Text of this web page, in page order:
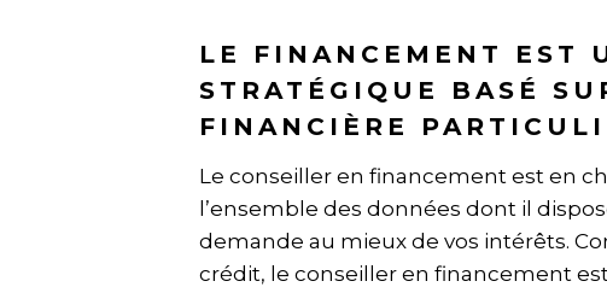
LE FINANCEMENT EST
STRATÉGIQUE BASÉ
FINANCIÈRE
Le conseiller en financement est en
l’ensemble des données dont il
demande au mieux de vos intérêts.
crédit, le conseiller en financement